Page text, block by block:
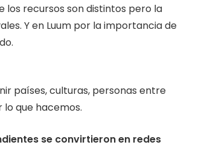
los recursos son distintos pero la
Y en Luum por la importancia de
países, culturas, personas entre
que hacemos.
se convirtieron en redes